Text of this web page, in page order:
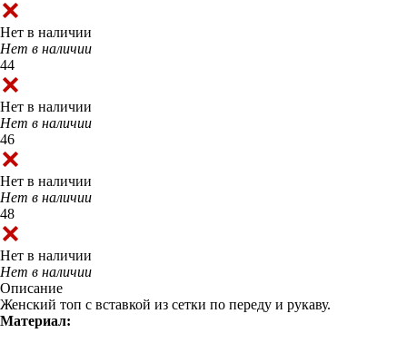
Нет в наличии
Нет в наличии
44
Нет в наличии
Нет в наличии
46
Нет в наличии
Нет в наличии
48
Нет в наличии
Нет в наличии
Описание
Женский топ с вставкой из сетки по переду и рукаву.
Материал: